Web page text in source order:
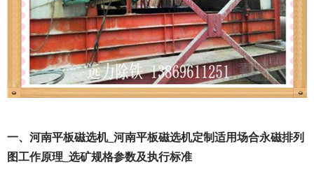
一、河南平板磁选机_河南平板磁选机定制适用场合永磁排列
图工作原理_选矿规格参数及执行标准